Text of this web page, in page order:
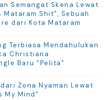
Semangat Skena Lewat
Mataram Shit", Sebuah
dari Kota Mataram
Terbiasa Mendahulukan
Christiana
Baru "Pelita"
Zona Nyaman Lewat
My Mind"